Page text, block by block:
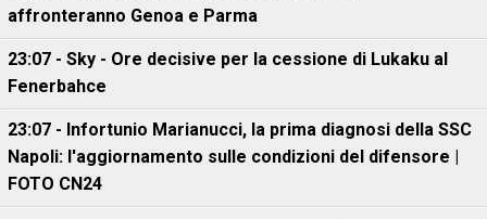
affronteranno Genoa e Parma
23:07 - Sky - Ore decisive per la cessione di Lukaku al
Fenerbahce
23:07 - Infortunio Marianucci, la prima diagnosi della SSC
Napoli: l'aggiornamento sulle condizioni del difensore |
FOTO CN24